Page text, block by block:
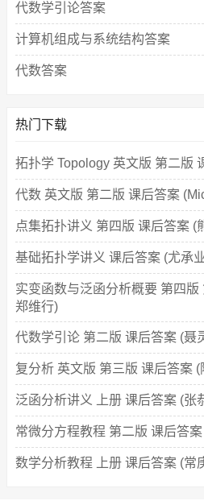
代数学引论答案
计算机组成与系统结构答案
代数答案
热门下载
拓扑学 Topology 英文版 第二版
代数 英文版 第二版 课后答案
点集拓扑讲义 第四版 课后答案 (
基础拓扑学讲义 课后答案 (尤承
实变函数与泛函分析概要 第四版
郑维行)
代数学引论 第二版 课后答案 (聂
复分析 英文版 第三版 课后答案 (
泛函分析讲义 上册 课后答案 (张
常微分方程教程 第二版 课后答
数学分析教程 上册 课后答案 (常